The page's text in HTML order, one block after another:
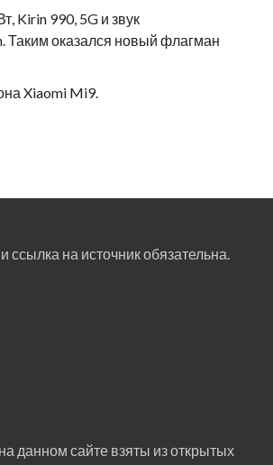
Kirin 990, 5G и звук
Таким оказался новый флагман
Xiaomi Mi9.
ссылка на источник обязательна.
данном сайте взяты из открытых